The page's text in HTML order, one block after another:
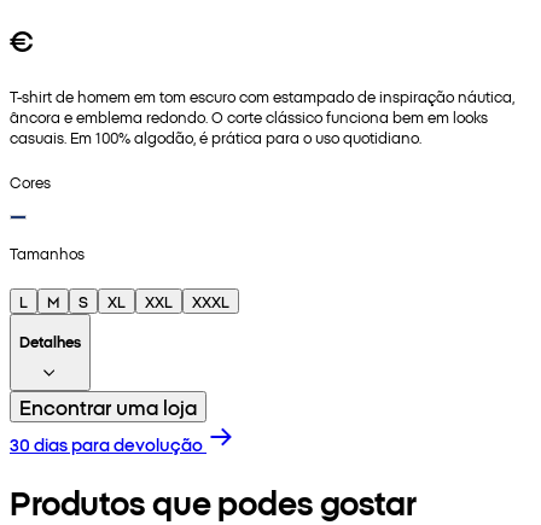
€
T-shirt de homem em tom escuro com estampado de inspiração náutica,
âncora e emblema redondo. O corte clássico funciona bem em looks
casuais. Em 100% algodão, é prática para o uso quotidiano.
Cores
Tamanhos
L M S XL XXL
XXXL
Detalhes
Encontrar uma loja
30 dias para devolução
Produtos que podes gostar